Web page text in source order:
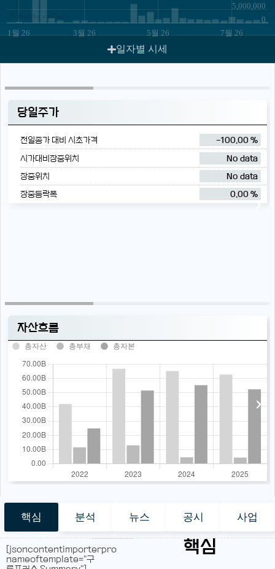
1월 26 3월 26 5월 26 7월 26
0
5,000,000
JS chart by amCharts
일자별 시세
당일주가
전일종가 대비 시초가격
-100.00 %
시가대비장중위치
No data
장중위치
No data
장중등락폭
0.00 %
자산흐름
총자산 총부채 총자본
핵심 분석 뉴스 공시 사업
핵심
[jsoncontentimporterpro
nameoftemplate="구